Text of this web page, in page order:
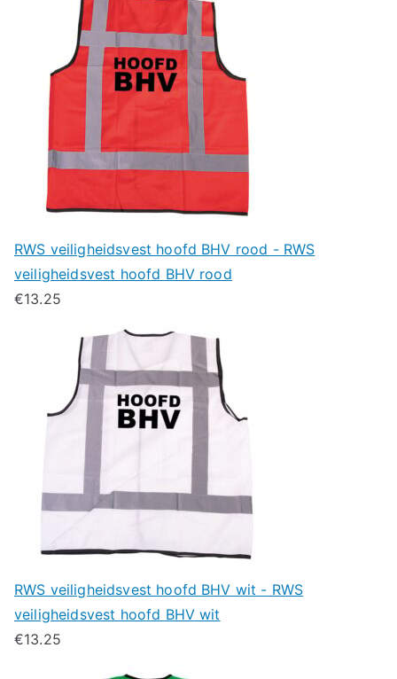
RWS veiligheidsvest hoofd BHV rood - RWS
veiligheidsvest hoofd BHV rood
€13.25
RWS veiligheidsvest hoofd BHV wit - RWS
veiligheidsvest hoofd BHV wit
€13.25